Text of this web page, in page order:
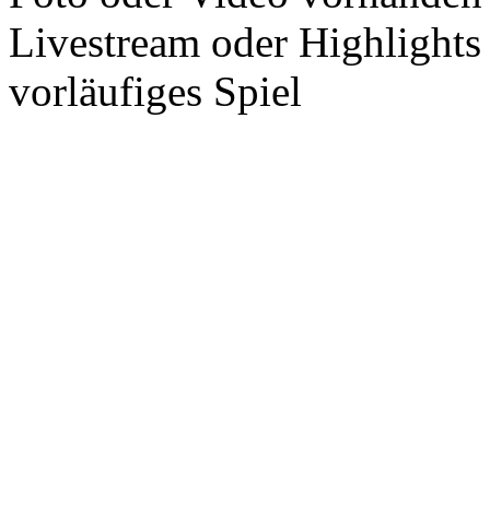
Livestream oder
vorläufiges Spiel